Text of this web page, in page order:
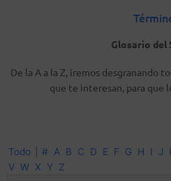
Glosario del
De la A a la Z, iremos desgranando
que te interesan, para que
Todo # A B C D E F G H I J
V W X Y Z